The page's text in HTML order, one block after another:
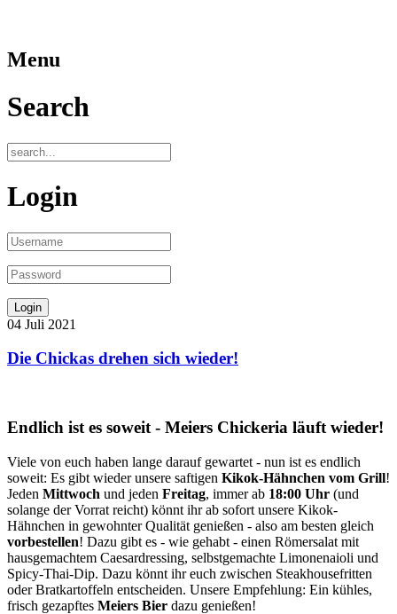
Menu
Search
Login
04 Juli 2021
Die Chickas drehen sich wieder!
Endlich ist es soweit - Meiers Chickeria läuft wieder!
Viele von euch haben lange darauf gewartet - nun ist es endlich
soweit: Es gibt wieder unsere saftigen Kikok-Hähnchen vom Grill!
Jeden Mittwoch und jeden Freitag, immer ab 18:00 Uhr (und
solange der Vorrat reicht) könnt ihr ab sofort unsere Kikok-
Hähnchen in gewohnter Qualität genießen - also am besten gleich
vorbestellen! Dazu gibt es - wie gehabt - einen Römersalat mit
hausgemachtem Caesardressing, selbstgemachte Limonenaioli und
Spicy-Thai-Dip. Dazu könnt ihr euch zwischen Steakhousefritten
oder Bratkartoffeln entscheiden. Unsere Empfehlung: Ein kühles,
frisch gezapftes Meiers Bier dazu genießen!